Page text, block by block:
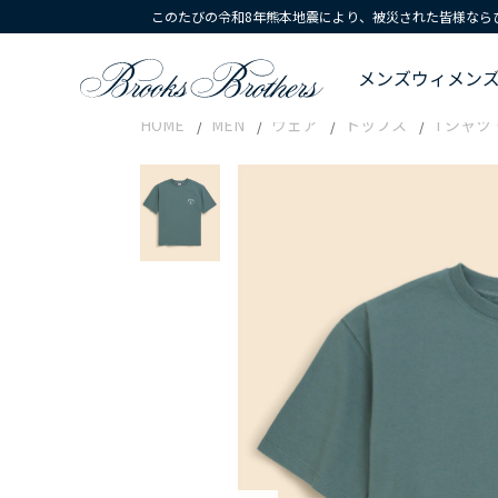
このたびの令和8年熊本地震により、被災された皆様な
メンズウィメン
HOME MEN ウェア トップス Tシャツ